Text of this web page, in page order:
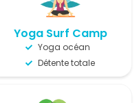
Yoga Surf Camp
Yoga océan
Détente totale